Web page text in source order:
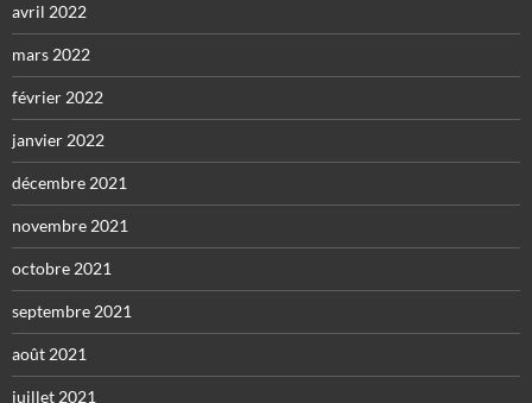
avril 2022
mars 2022
février 2022
janvier 2022
décembre 2021
novembre 2021
octobre 2021
septembre 2021
août 2021
juillet 2021